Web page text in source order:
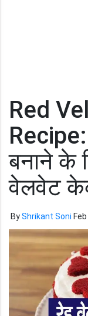
Red
बनाने के
वेलवेट
ByShrikant Soni